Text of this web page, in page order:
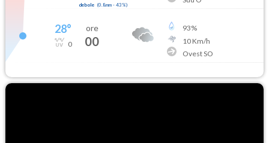
debole (0.8mm- 43 %)
28°
0
ore
00
93%
10Km/h
Ovest SO